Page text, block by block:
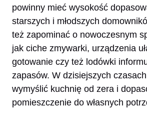
powinny mieć wysokość
starszych i młodszych
też zapominać o nowoczesnym
jak ciche zmywarki, urządzenia
gotowanie czy też lodówki
zapasów. W dzisiejszych
wymyślić kuchnię od zera i
pomieszczenie do własnych